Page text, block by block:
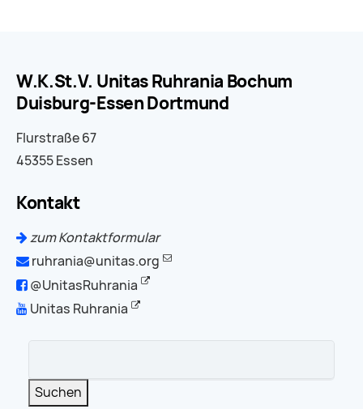
W.K.St.V. Unitas Ruhrania Bochum
Duisburg-Essen Dortmund
Flurstraße 67
45355 Essen
Kontakt
zum Kontaktformular
ruhrania@unitas.org
@UnitasRuhrania
Unitas Ruhrania
Suchen